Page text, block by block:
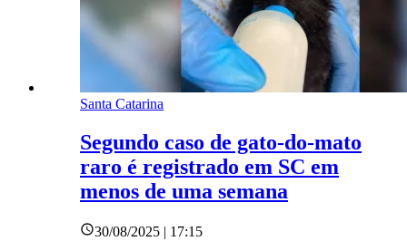
Santa Catarina
Segundo caso de gato-do-mato
raro é registrado em SC em
menos de uma semana
30/08/2025 | 17:15